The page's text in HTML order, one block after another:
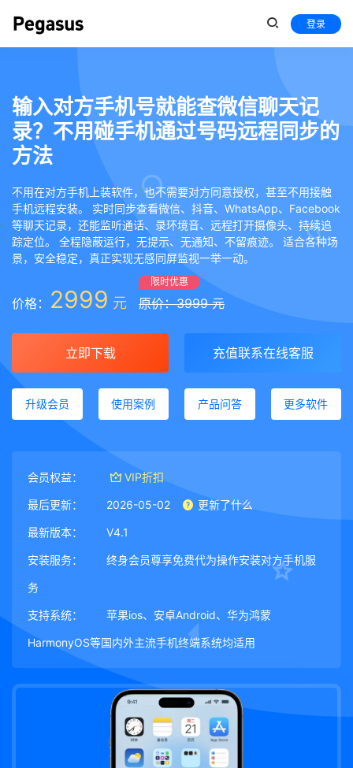
登录
输入对方手机号就能查微信聊天记
录？不用碰手机通过号码远程同步的
方法
不用在对方手机上装软件，也不需要对方同意授权，甚至不用接触
手机远程安装。 实时同步查看微信、抖音、WhatsApp、Facebook
等聊天记录，还能监听通话、录环境音、远程打开摄像头、持续追
踪定位。 全程隐蔽运行，无提示、无通知、不留痕迹。 适合各种场
景，安全稳定，真正实现无感同屏监视一举一动。
价格： 2999 元
限时优惠
原价：3999 元
立即下载 充值联系在线客服
升级会员 使用案例 产品问答 更多软件
会员权益： VIP折扣
最后更新： 2026-05-02 更新了什么
最新版本： V4.1
安装服务： 终身会员尊享免费代为操作安装对方手机服
务
支持系统： 苹果ios、安卓Android、华为鸿蒙
HarmonyOS等国内外主流手机终端系统均适用